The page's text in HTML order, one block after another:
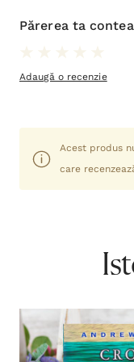
Părerea ta
Adaugă o recenzie
Acest produs
care